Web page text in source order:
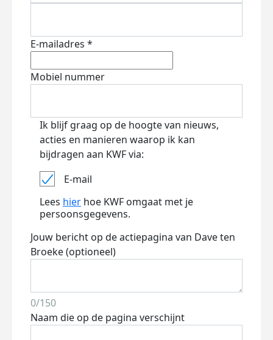
E-mailadres *
Mobiel nummer
Ik blijf graag op de hoogte van nieuws,
acties en manieren waarop ik kan
bijdragen aan KWF via:
E-mail
Lees hier hoe KWF omgaat met je
persoonsgegevens.
Jouw bericht op de actiepagina van Dave ten
Broeke (optioneel)
0/150
Naam die op de pagina verschijnt